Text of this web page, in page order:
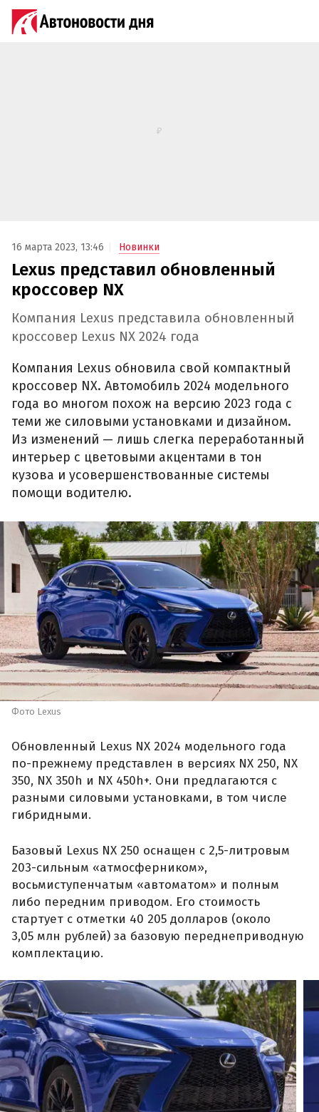
16 марта 2023, 13:46 Новинки
Lexus представил обновленный
кроссовер NX
Компания Lexus представила обновленный
кроссовер Lexus NX 2024 года
Компания Lexus обновила свой компактный
кроссовер NX. Автомобиль 2024 модельного
года во многом похож на версию 2023 года с
теми же силовыми установками и дизайном.
Из изменений — лишь слегка переработанный
интерьер с цветовыми акцентами в тон
кузова и усовершенствованные системы
помощи водителю.
Фото Lexus
Обновленный Lexus NX 2024 модельного года
по-прежнему представлен в версиях NX 250, NX
350, NX 350h и NX 450h+. Они предлагаются с
разными силовыми установками, в том числе
гибридными.
Базовый Lexus NX 250 оснащен с 2,5-литровым
203-сильным «атмосферником»,
восьмиступенчатым «автоматом» и полным
либо передним приводом. Его стоимость
стартует с отметки 40 205 долларов (около
3,05 млн рублей) за базовую переднеприводную
комплектацию.